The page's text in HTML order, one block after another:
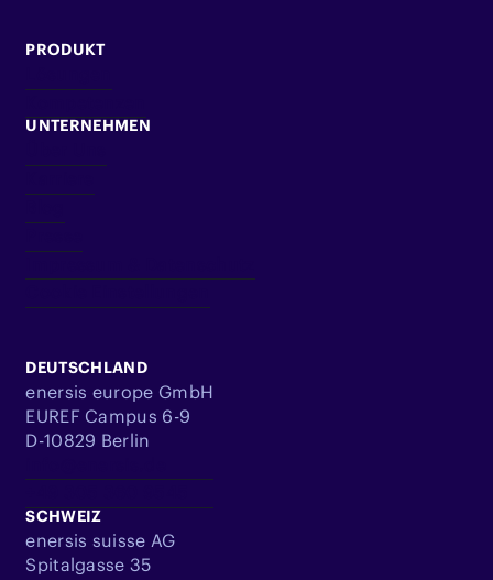
PRODUKT
UNTERNEHMEN
DEUTSCHLAND
enersis europe GmbH
EUREF Campus 6-9
D-10829 Berlin
SCHWEIZ
enersis suisse AG
Spitalgasse 35